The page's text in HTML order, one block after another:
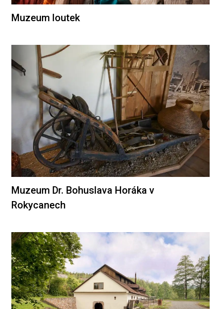
Muzeum loutek
Muzeum Dr. Bohuslava Horáka v
Rokycanech